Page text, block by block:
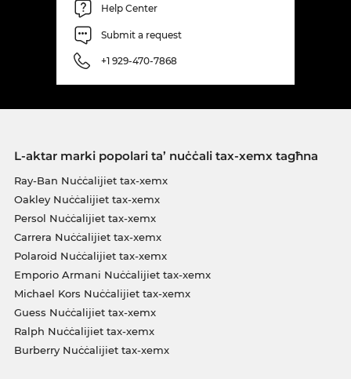
Help Center
Submit a request
+1 929-470-7868
L-aktar marki popolari ta’ nuċċali tax-xemx tagħna
Ray-Ban Nuċċalijiet tax-xemx
Oakley Nuċċalijiet tax-xemx
Persol Nuċċalijiet tax-xemx
Carrera Nuċċalijiet tax-xemx
Polaroid Nuċċalijiet tax-xemx
Emporio Armani Nuċċalijiet tax-xemx
Michael Kors Nuċċalijiet tax-xemx
Guess Nuċċalijiet tax-xemx
Ralph Nuċċalijiet tax-xemx
Burberry Nuċċalijiet tax-xemx